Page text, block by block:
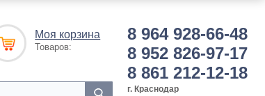
8 964 928-66-48
8 952 826-97-17
8 861 212-12-18
г. Краснодар
Моя корзина
Товаров: